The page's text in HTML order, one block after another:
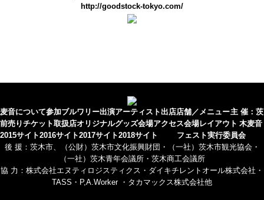
http://goodstock-tokyo.com/
麦音について参加ブルワリー出演アーティスト出店店舗／メニュー
前売りチケット取扱店オリジナルグッズ会場アクセス会場レイアウト
2015サイト2016サイト2017サイト2018サイト
主 催：茨
木麦音
フェスト実行委員会
後 援：茨木市、（公財）茨木市文化振興財団・（一社）茨木市観光協会・
（一社）茨木青年会議所・茨木商工会議所
協 力：株式会社エヌティロジスティクス・ダイキチレントオール株式会社・
TASS・P,A.Worker ・タカマックス株式会社他